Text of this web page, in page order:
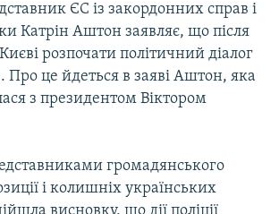
RL
ЄС із закордонних справ і
Катрін Аштон заявляє, що після
розпочати політичний діалог
Про це йдеться в заяві Аштон, яка
з президентом Віктором
громадянського
і колишніх українських